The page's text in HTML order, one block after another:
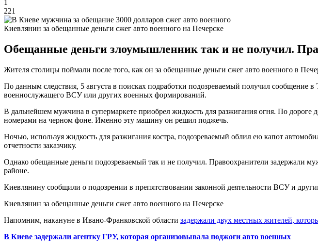
1
221
Киевлянин за обещанные деньги сжег авто военного на Печерске
Обещанные деньги злоумышленник так и не получил.
Жителя столицы поймали после того, как он за обещанные деньги сжег авто военного в
По данным следствия, 5 августа в поисках подработки подозреваемый получил сообщение
военнослужащего ВСУ или других военных формирований.
В дальнейшем мужчина в супермаркете приобрел жидкость для разжигания огня. По
номерами на черном фоне. Именно эту машину он решил поджечь.
Ночью, используя жидкость для разжигания костра, подозреваемый облил ею капот
отчетности заказчику.
Однако обещанные деньги подозреваемый так и не получил. Правоохранители задержали
районе.
Киевлянину сообщили о подозрении в препятствовании законной деятельности ВСУ и
Киевлянин за обещанные деньги сжег авто военного на Печерске
Напомним, накануне в Ивано-Франковской области задержали двух местных жителей,
В Киеве задержали агентку ГРУ, которая организовывала поджоги авто военных